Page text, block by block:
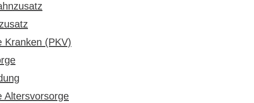
Kranken (PKV)
Altersvorsorge